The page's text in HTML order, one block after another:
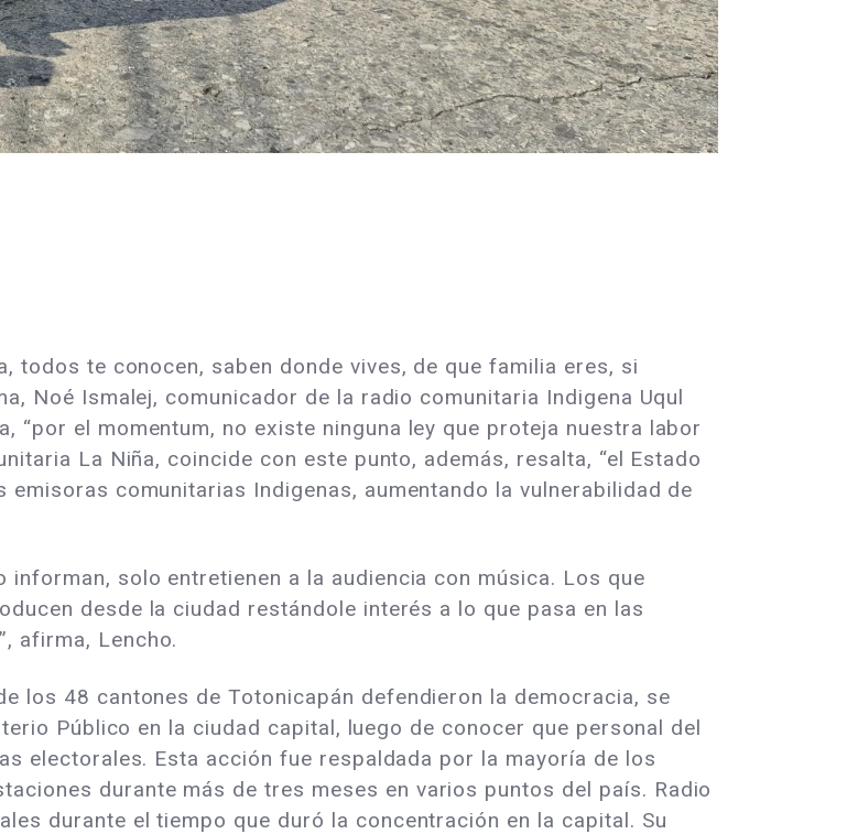
todos te conocen, saben donde vives, de que familia eres, si
Noé Ismalej, comunicador de la radio comunitaria Indigena Uqul
“por el momentum, no existe ninguna ley que proteja nuestra labor
La Niña, coincide con este punto, además, resalta, “el Estado
comunitarias Indigenas, aumentando la vulnerabilidad de
solo entretienen a la audiencia con música. Los que
desde la ciudad restándole interés a lo que pasa en las
afirma, Lencho.
los 48 cantones de Totonicapán defendieron la democracia, se
Público en la ciudad capital, luego de conocer que personal del
electorales. Esta acción fue respaldada por la mayoría de los
durante más de tres meses en varios puntos del país. Radio
durante el tiempo que duró la concentración en la capital. Su